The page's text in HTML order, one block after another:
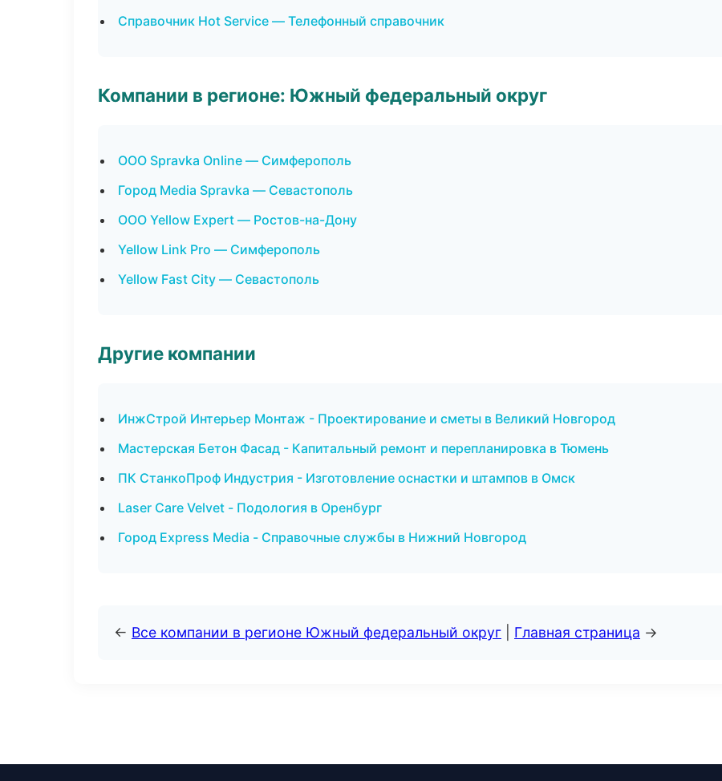
Справочник Hot Service — Телефонный справочник
Компании в регионе: Южный федеральный округ
ООО Spravka Online — Симферополь
Город Media Spravka — Севастополь
ООО Yellow Expert — Ростов-на-Дону
Yellow Link Pro — Симферополь
Yellow Fast City — Севастополь
Другие компании
ИнжСтрой Интерьер Монтаж - Проектирование и сметы в Великий Новгород
Мастерская Бетон Фасад - Капитальный ремонт и перепланировка в Тюмень
ПК СтанкоПроф Индустрия - Изготовление оснастки и штампов в Омск
Laser Care Velvet - Подология в Оренбург
Город Express Media - Справочные службы в Нижний Новгород
← Все компании в регионе Южный федеральный округ Главная страница →